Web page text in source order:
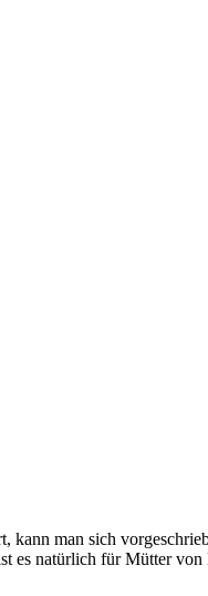
man sich
es natürlich für Mütter